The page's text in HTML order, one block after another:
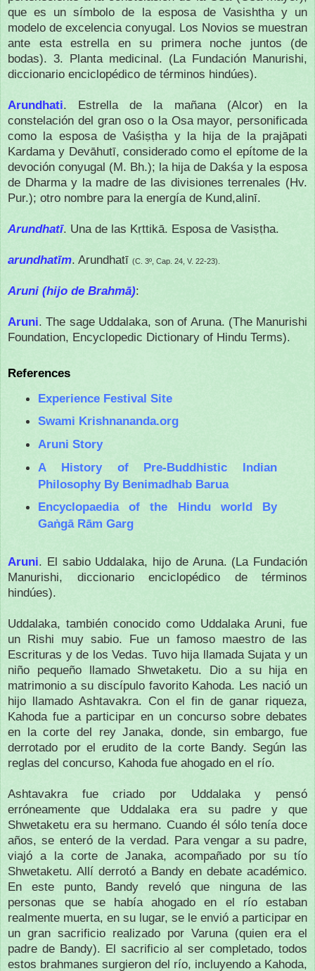
que es un símbolo de la esposa de Vasishtha y un
modelo de excelencia conyugal. Los Novios se muestran
ante esta estrella en su primera noche juntos (de
bodas). 3. Planta medicinal. (La Fundación Manurishi,
diccionario enciclopédico de términos hindúes).
Arundhati. Estrella de la mañana (Alcor) en la
constelación del gran oso o la Osa mayor, personificada
como la esposa de Vaśiṣṭha y la hija de la prajāpati
Kardama y Devāhutī, considerado como el epítome de la
devoción conyugal (M. Bh.); la hija de Dakśa y la esposa
de Dharma y la madre de las divisiones terrenales (Hv.
Pur.); otro nombre para la energía de Kund,alinī.
Arundhatī. Una de las Kṛttikā. Esposa de Vasiṣṭha.
arundhatīm. Arundhatī (C. 3º, Cap. 24, V. 22-23).
Aruni (hijo de Brahmā):
Aruni. The sage Uddalaka, son of Aruna. (The Manurishi
Foundation, Encyclopedic Dictionary of Hindu Terms).
References
Experience Festival Site
Swami Krishnananda.org
Aruni Story
A History of Pre-Buddhistic Indian
Philosophy By Benimadhab Barua
Encyclopaedia of the Hindu world By
Gaṅgā Rām Garg
Aruni. El sabio Uddalaka, hijo de Aruna. (La Fundación
Manurishi, diccionario enciclopédico de términos
hindúes).
Uddalaka, también conocido como Uddalaka Aruni, fue
un Rishi muy sabio. Fue un famoso maestro de las
Escrituras y de los Vedas. Tuvo hija llamada Sujata y un
niño pequeño llamado Shwetaketu. Dio a su hija en
matrimonio a su discípulo favorito Kahoda. Les nació un
hijo llamado Ashtavakra. Con el fin de ganar riqueza,
Kahoda fue a participar en un concurso sobre debates
en la corte del rey Janaka, donde, sin embargo, fue
derrotado por el erudito de la corte Bandy. Según las
reglas del concurso, Kahoda fue ahogado en el río.
Ashtavakra fue criado por Uddalaka y pensó
erróneamente que Uddalaka era su padre y que
Shwetaketu era su hermano. Cuando él sólo tenía doce
años, se enteró de la verdad. Para vengar a su padre,
viajó a la corte de Janaka, acompañado por su tío
Shwetaketu. Allí derrotó a Bandy en debate académico.
En este punto, Bandy reveló que ninguna de las
personas que se había ahogado en el río estaban
realmente muerta, en su lugar, se le envió a participar en
un gran sacrificio realizado por Varuna (quien era el
padre de Bandy). El sacrificio al ser completado, todos
estos brahmanes surgieron del río, incluyendo a Kahoda,